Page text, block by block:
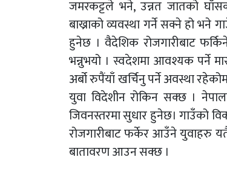
जमरकट्टले भने, उन्नत जातको
बाख्राको व्यवस्था गर्ने सक्ने हो भने
हुनेछ । वैदेशिक रोजगारीबाट
भन्नुभयो । स्वदेशमा आवश्यक पर्ने
अर्बो रुपैंयाँ खर्चिनु पर्ने अवस्था
युवा विदेशीन रोकिन सक्छ ।
जिवनस्तरमा सुधार हुनेछ। गाउँको
रोजगारीबाट फर्केर आउँने
बातावरण आउन सक्छ ।